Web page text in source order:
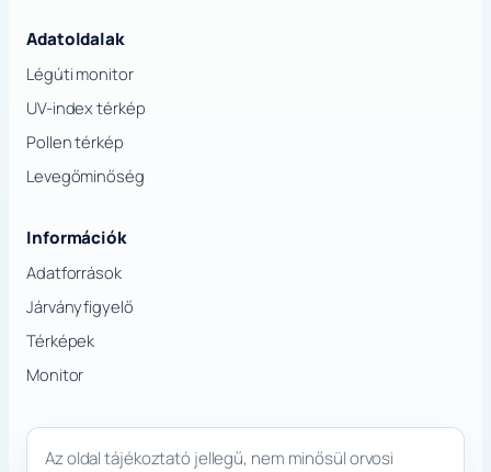
Adatoldalak
Légúti monitor
UV-index térkép
Pollen térkép
Levegőminőség
Információk
Adatforrások
Járványfigyelő
Térképek
Monitor
Az oldal tájékoztató jellegű, nem minősül orvosi